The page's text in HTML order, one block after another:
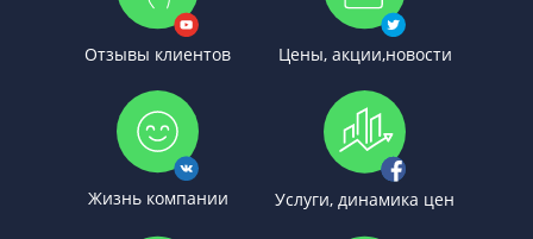
Отзывы клиентов Цены, акции,новости
Жизнь компании Услуги, динамика цен